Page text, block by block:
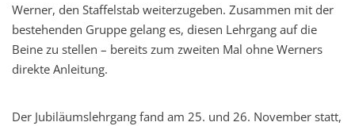
Werner, den Staffelstab weiterzugeben. Zusammen mit der
bestehenden Gruppe gelang es, diesen Lehrgang auf die
Beine zu stellen – bereits zum zweiten Mal ohne Werners
direkte Anleitung.
Der Jubiläumslehrgang fand am 25. und 26. November statt,